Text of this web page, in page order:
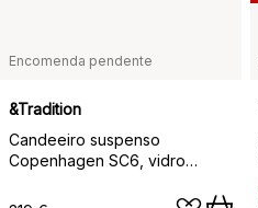
Encomenda pendente
&Tradition
Candeeiro suspenso
Copenhagen SC6, vidro